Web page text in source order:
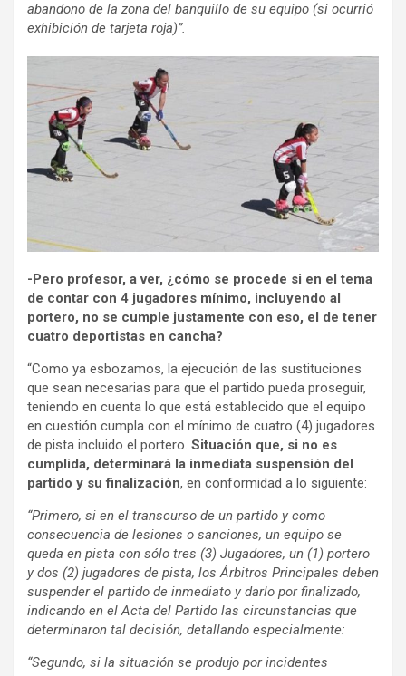
abandono de la zona del banquillo de su equipo (si ocurrió
exhibición de tarjeta roja)”.
-Pero profesor, a ver, ¿cómo se procede si en el tema
de contar con 4 jugadores mínimo, incluyendo al
portero, no se cumple justamente con eso, el de tener
cuatro deportistas en cancha?
“Como ya esbozamos, la ejecución de las sustituciones
que sean necesarias para que el partido pueda proseguir,
teniendo en cuenta lo que está establecido que el equipo
en cuestión cumpla con el mínimo de cuatro (4) jugadores
de pista incluido el portero. Situación que, si no es
cumplida, determinará la inmediata suspensión del
partido y su finalización, en conformidad a lo siguiente:
“Primero, si en el transcurso de un partido y como
consecuencia de lesiones o sanciones, un equipo se
queda en pista con sólo tres (3) Jugadores, un (1) portero
y dos (2) jugadores de pista, los Árbitros Principales deben
suspender el partido de inmediato y darlo por finalizado,
indicando en el Acta del Partido las circunstancias que
determinaron tal decisión, detallando especialmente:
“Segundo, si la situación se produjo por incidentes